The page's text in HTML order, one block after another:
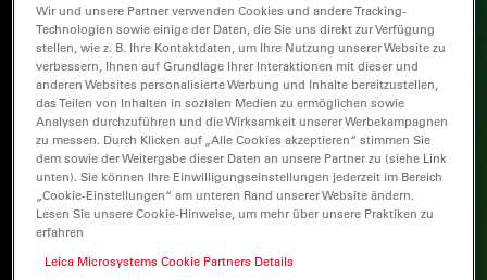
Wir und unsere Partner verwenden Cookies und andere Tracking-
Technologien sowie einige der Daten, die Sie uns direkt zur Verfügung
stellen, wie z. B. Ihre Kontaktdaten, um Ihre Nutzung unserer Website zu
verbessern, Ihnen auf Grundlage Ihrer Interaktionen mit dieser und
anderen Websites personalisierte Werbung und Inhalte bereitzustellen,
das Teilen von Inhalten in sozialen Medien zu ermöglichen sowie
Analysen durchzuführen und die Wirksamkeit unserer Werbekampagnen
zu messen. Durch Klicken auf „Alle Cookies akzeptieren“ stimmen Sie
dem sowie der Weitergabe dieser Daten an unsere Partner zu (siehe Link
unten). Sie können Ihre Einwilligungseinstellungen jederzeit im Bereich
„Cookie-Einstellungen“ am unteren Rand unserer Website ändern.
Lesen Sie unsere Cookie-Hinweise, um mehr über unsere Praktiken zu
erfahren
Leica Microsystems Cookie Partners Details